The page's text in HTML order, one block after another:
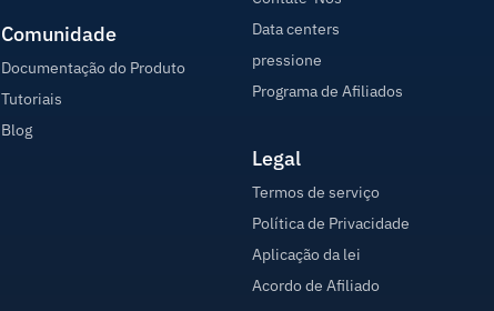
Comunidade
Documentação do Produto
Tutoriais
Blog
Data centers
pressione
Programa de Afiliados
Legal
Termos de serviço
Política de Privacidade
Aplicação da lei
Acordo de Afiliado